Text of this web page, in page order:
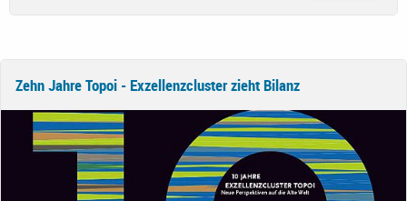
Zehn Jahre Topoi - Exzellenzcluster zieht Bilanz